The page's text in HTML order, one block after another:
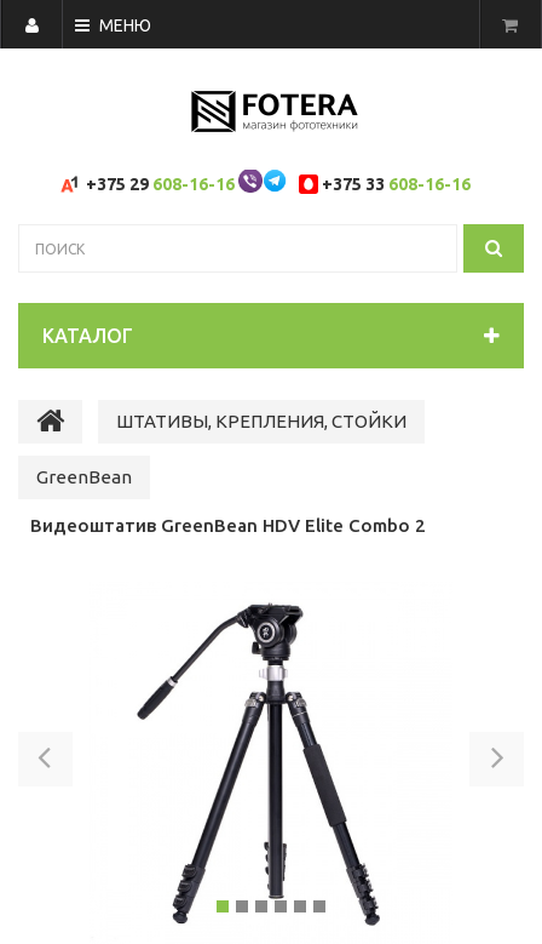
МЕНЮ
+375 29 608-16-16 +375 33 608-16-16
КАТАЛОГ
ШТАТИВЫ, КРЕПЛЕНИЯ, СТОЙКИ
GreenBean
Видеоштатив GreenBean HDV Elite Combo 2
Previous